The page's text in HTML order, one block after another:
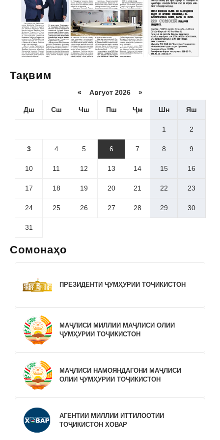
Тақвим
« Август 2026 »
Дш Сш Чш Пш Ҷм Шн Яш
1 2
3 4 5 6 7 8 9
10 11 12 13 14 15 16
17 18 19 20 21 22 23
24 25 26 27 28 29 30
31
Сомонаҳо
ПРЕЗИДЕНТИ ҶУМҲУРИИ ТОҶИКИСТОН
МАҶЛИСИ МИЛЛИИ МАҶЛИСИ ОЛИИ
ҶУМҲУРИИ ТОҶИКИСТОН
МАҶЛИСИ НАМОЯНДАГОНИ МАҶЛИСИ
ОЛИИ ҶУМҲУРИИ ТОҶИКИСТОН
АГЕНТИИ МИЛЛИИ ИТТИЛООТИИ
ТОҶИКИСТОН ХОВАР